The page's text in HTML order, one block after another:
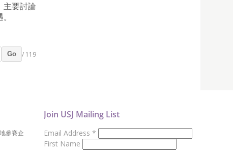
主要討論
Go / 119
參賽企
Join USJ Mailing List
Email Address *
First Name